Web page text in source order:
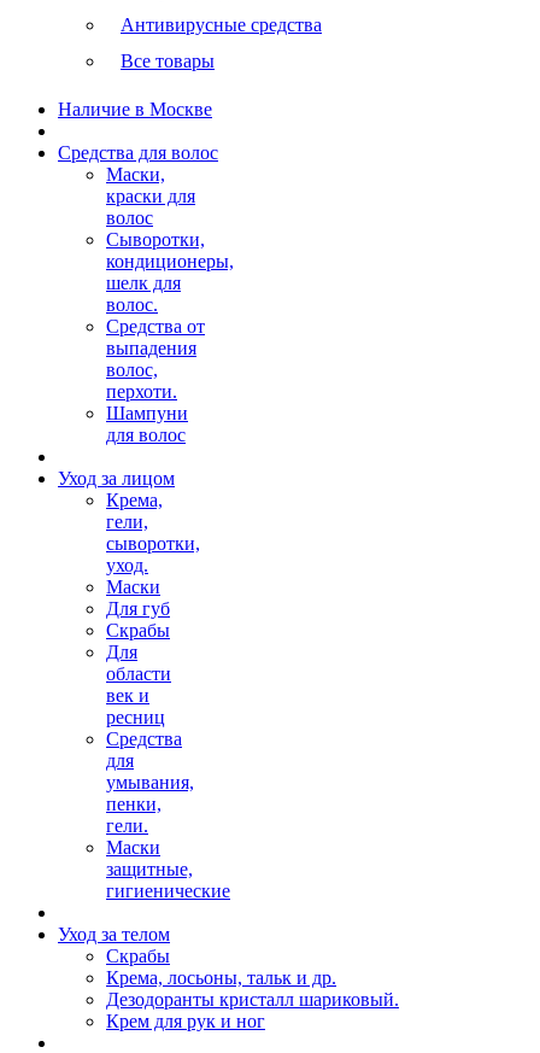
Антивирусные средства
Все товары
Наличие в Москве
Средства для волос
Маски,
краски для
волос
Сыворотки,
кондиционеры,
шелк для
волос.
Средства от
выпадения
волос,
перхоти.
Шампуни
для волос
Уход за лицом
Крема,
гели,
сыворотки,
уход.
Маски
Для губ
Скрабы
Для
области
век и
ресниц
Средства
для
умывания,
пенки,
гели.
Маски
защитные,
гигиенические
Уход за телом
Скрабы
Крема, лосьоны, тальк и др.
Дезодоранты кристалл шариковый.
Крем для рук и ног